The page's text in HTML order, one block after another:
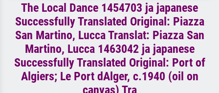
The Local Dance 1454703 ja japanese
Successfully Translated Original: Piazza
San Martino, Lucca Translat: Piazza San
Martino, Lucca 1463042 ja japanese
Successfully Translated Original: Port of
Algiers; Le Port dAlger, c.1940 (oil on
canvas) Tra